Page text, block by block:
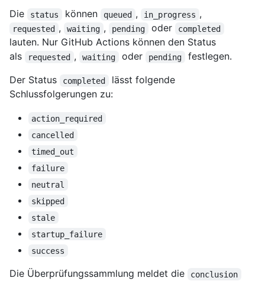
Die
status können queued , in_progress ,
requested , waiting , pending oder completed
lauten. Nur GitHub Actions können den Status
als
requested , waiting oder pending
festlegen.
Der Status
completed
lässt folgende
Schlussfolgerungen zu:
action_required
cancelled
timed_out
failure
neutral
skipped
stale
startup_failure
success
Die Überprüfungssammlung meldet die conclusion